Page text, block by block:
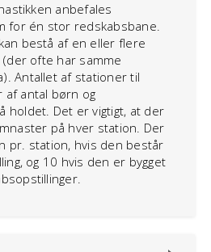
anbefales
for én stor redskabsbane.
bestå af en eller flere
ofte har samme
Antallet af stationer til
antal børn og
Det er vigtigt, at der
på hver station. Der
pr. station, hvis den består
og 10 hvis den er bygget